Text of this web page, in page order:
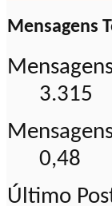
Mensagens
3.315
0,48
Último